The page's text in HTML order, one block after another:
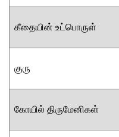
கீதையின் உட்பொருள்
குரு
கோயில் திருமேனிகள்